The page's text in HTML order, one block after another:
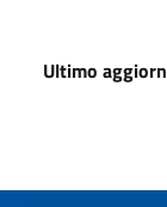
Ultimo